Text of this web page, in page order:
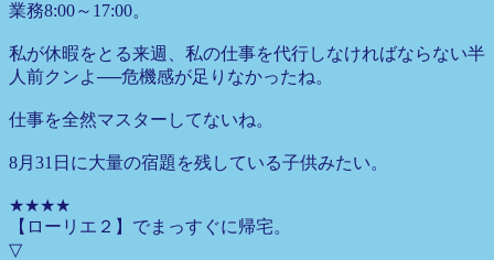
業務8:00～17:00。
私が休暇をとる来週、私の仕事を代行しなければならない半
人前クンよ──危機感が足りなかったね。
仕事を全然マスターしてないね。
8月31日に大量の宿題を残している子供みたい。
★★★★
【ローリエ２】でまっすぐに帰宅。
▽